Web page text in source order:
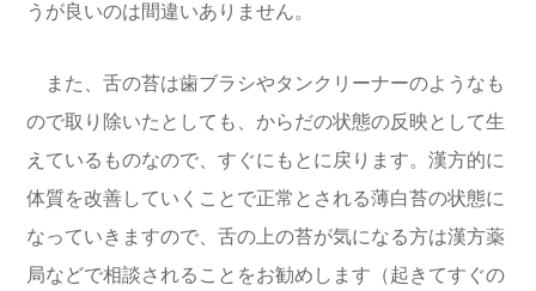
うが良いのは間違いありません。
また、舌の苔は歯ブラシやタンクリーナーのようなも
ので取り除いたとしても、からだの状態の反映として生
えているものなので、すぐにもとに戻ります。漢方的に
体質を改善していくことで正常とされる薄白苔の状態に
なっていきますので、舌の上の苔が気になる方は漢方薬
局などで相談されることをお勧めします（起きてすぐの